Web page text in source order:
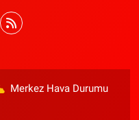
Merkez Hava Durumu